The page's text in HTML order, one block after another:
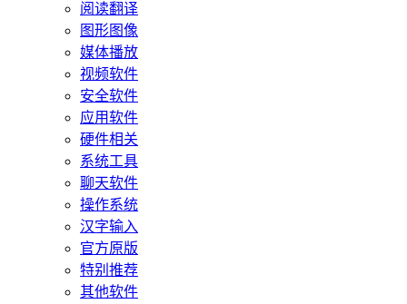
阅读翻译
图形图像
媒体播放
视频软件
安全软件
应用软件
硬件相关
系统工具
聊天软件
操作系统
汉字输入
官方原版
特别推荐
其他软件